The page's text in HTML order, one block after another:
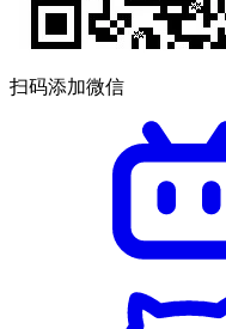
扫码添加微信